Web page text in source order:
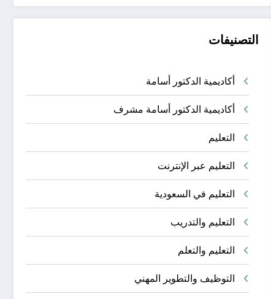
التصنيفات
أكاديمية الدكتور أسامة
أكاديمية الدكتور أسامة مشرف
التعليم
التعليم عبر الإنترنت
التعليم في السعودية
التعليم والتدريب
التعليم والتعلم
التوظيف والتطوير المهني